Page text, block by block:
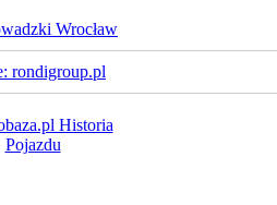
Wrocław
rondigroup.pl